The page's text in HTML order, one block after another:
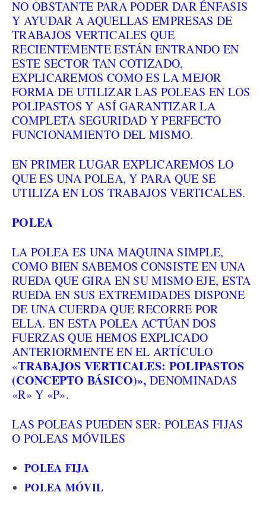
NO OBSTANTE PARA PODER DAR ÉNFASIS
Y AYUDAR A AQUELLAS EMPRESAS DE
TRABAJOS VERTICALES QUE
RECIENTEMENTE ESTÁN ENTRANDO EN
ESTE SECTOR TAN COTIZADO,
EXPLICAREMOS COMO ES LA MEJOR
FORMA DE UTILIZAR LAS POLEAS EN LOS
POLIPASTOS Y ASÍ GARANTIZAR LA
COMPLETA SEGURIDAD Y PERFECTO
FUNCIONAMIENTO DEL MISMO.
EN PRIMER LUGAR EXPLICAREMOS LO
QUE ES UNA POLEA, Y PARA QUE SE
UTILIZA EN LOS TRABAJOS VERTICALES.
POLEA
LA POLEA ES UNA MAQUINA SIMPLE,
COMO BIEN SABEMOS CONSISTE EN UNA
RUEDA QUE GIRA EN SU MISMO EJE, ESTA
RUEDA EN SUS EXTREMIDADES DISPONE
DE UNA CUERDA QUE RECORRE POR
ELLA. EN ESTA POLEA ACTÚAN DOS
FUERZAS QUE HEMOS EXPLICADO
ANTERIORMENTE EN EL ARTÍCULO
«TRABAJOS VERTICALES: POLIPASTOS
(CONCEPTO BÁSICO)»,DENOMINADAS
«R» Y «P».
LAS POLEAS PUEDEN SER: POLEAS FIJAS
O POLEAS MÓVILES
POLEA FIJA
POLEA MÓVIL